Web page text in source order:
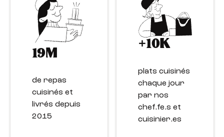
19M
de repas
cuisinés et
livrés depuis
2015
+10K
plats cuisinés
chaque jour
par nos
chef.fe.s et
cuisinier.es